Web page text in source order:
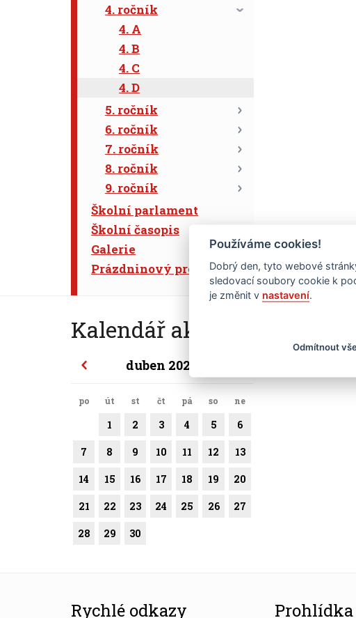
4. ročník
4. A
4. B
4. C
4. D
5. ročník
6. ročník
7. ročník
8. ročník
9. ročník
Školní parlament
Školní časopis
Galerie
Prázdninový program
Kalendář akcí
duben 2025
po út st čt pá so ne
1 2 3 4 5 6
7 8 9 10 11 12 13
14 15 16 17 18 19 20
21 22 23 24 25 26 27
28 29 30
Rychlé odkazy
Používáme cookies!
Dobrý den, tyto webové
sledovací soubory cookie k
je změnit v nastavení.
Odmítnout